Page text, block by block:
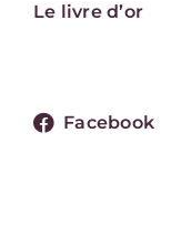
Le livre d’or
Facebook